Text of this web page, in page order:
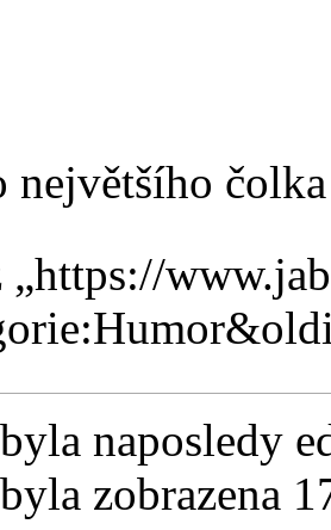
největšího čolka
https://
naposledy
zobrazena